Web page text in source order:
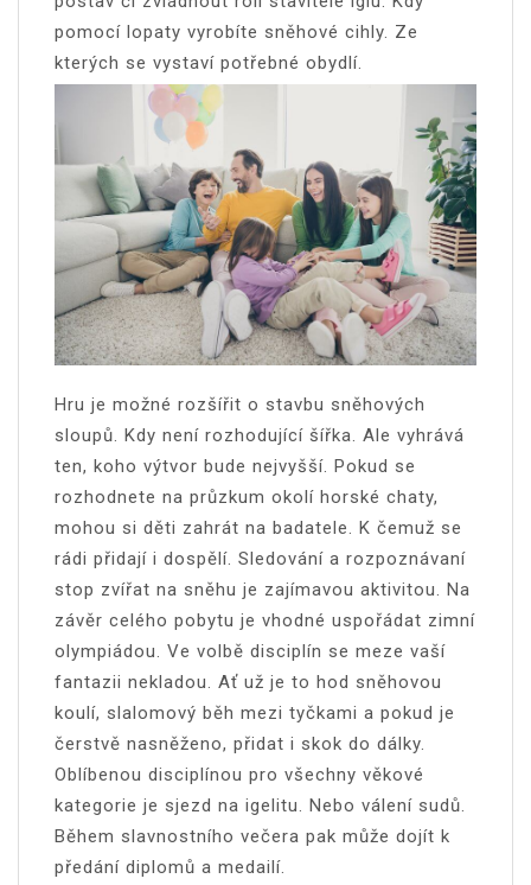
pomocí lopaty vyrobíte sněhové cihly. Ze
kterých se vystaví potřebné obydlí.
Hru je možné rozšířit o stavbu sněhových
sloupů. Kdy není rozhodující šířka. Ale vyhrává
ten, koho výtvor bude nejvyšší. Pokud se
rozhodnete na průzkum okolí horské chaty,
mohou si děti zahrát na badatele. K čemuž se
rádi přidají i dospělí. Sledování a rozpoznávaní
stop zvířat na sněhu je zajímavou aktivitou. Na
závěr celého pobytu je vhodné uspořádat zimní
olympiádou. Ve volbě disciplín se meze vaší
fantazii nekladou. Ať už je to hod sněhovou
koulí, slalomový běh mezi tyčkami a pokud je
čerstvě nasněženo, přidat i skok do dálky.
Oblíbenou disciplínou pro všechny věkové
kategorie je sjezd na igelitu. Nebo válení sudů.
Během slavnostního večera pak může dojít k
předání diplomů a medailí.